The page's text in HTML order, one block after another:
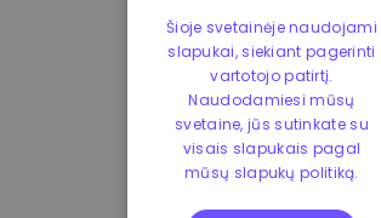
Šioje svetainėje naudojami
slapukai, siekiant pagerinti
vartotojo patirtį.
Naudodamiesi mūsų
svetaine, jūs sutinkate su
visais slapukais pagal
mūsų slapukų politiką.